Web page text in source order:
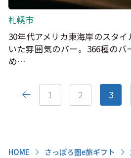
HOME さっぽろ圏e旅ギフト
札幌市
30年代アメリカ東海岸のスタ
いた雰囲気のバー。366種の
め…
1 2 3